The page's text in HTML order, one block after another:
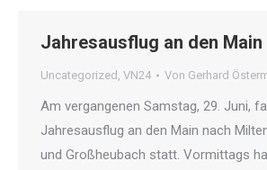
Jahresausflug an den Main
Uncategorized , VN24 Von Gerhard
Am vergangenen Samstag, 29. Juni,
Jahresausflug an den Main nach
und Großheubach statt. Vormittags